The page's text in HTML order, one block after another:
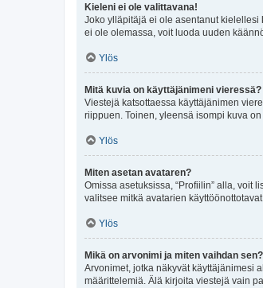
Kieleni ei ole valittavana!
Joko ylläpitäjä ei ole asentanut
ei ole olemassa, voit luoda uuden
Ylös
Mitä kuvia on käyttäjänimeni vieressä?
Viestejä katsottaessa käyttäjänimen
riippuen. Toinen, yleensä isompi kuva
Ylös
Miten asetan avataren?
Omissa asetuksissa, “Profiilin” alla, voit
valitsee mitkä avatarien
Ylös
Mikä on arvonimi ja miten vaihdan sen?
Arvonimet, jotka näkyvät käyttäjänimesi
määrittelemiä. Älä kirjoita viestejä vain